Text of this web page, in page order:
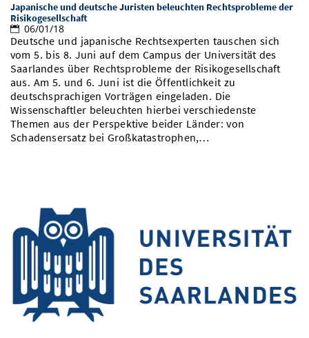
Japanische und deutsche Juristen beleuchten Rechtsprobleme der
Risikogesellschaft
06/01/18
Deutsche und japanische Rechtsexperten tauschen sich
vom 5. bis 8. Juni auf dem Campus der Universität des
Saarlandes über Rechtsprobleme der Risikogesellschaft
aus. Am 5. und 6. Juni ist die Öffentlichkeit zu
deutschsprachigen Vorträgen eingeladen. Die
Wissenschaftler beleuchten hierbei verschiedenste
Themen aus der Perspektive beider Länder: von
Schadensersatz bei Großkatastrophen,…